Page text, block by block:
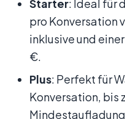
Starter: Ideal für
pro Konversation
inklusive und
€.
Plus: Perfekt für
Konversation, bis
Mindestaufladung